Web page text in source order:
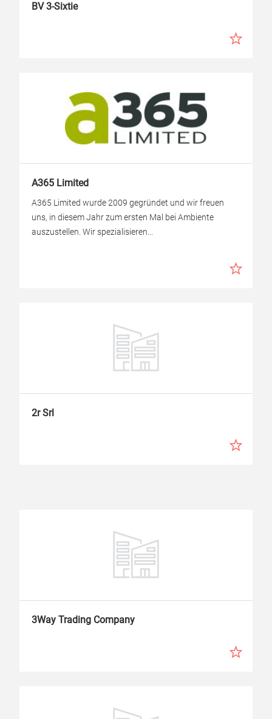
BV 3-Sixtie
A365 Limited
A365 Limited wurde 2009 gegründet und wir freuen
uns, in diesem Jahr zum ersten Mal bei Ambiente
auszustellen. Wir spezialisieren...
2r Srl
3Way Trading Company